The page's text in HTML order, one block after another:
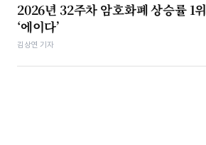
2026년 32주차 암호화폐 상승률 1위
‘에이다’
김상연 기자